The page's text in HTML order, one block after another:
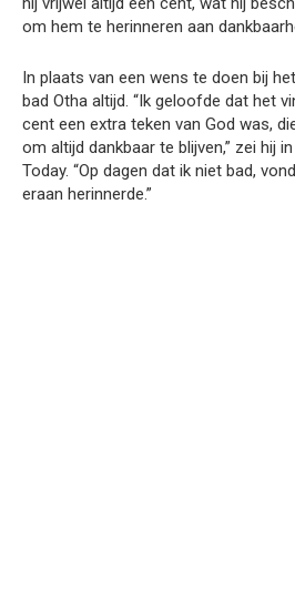
om hem te herinneren aan
In plaats van een wens te doen bij
bad Otha altijd. “Ik geloofde dat het
cent een extra teken van God was,
om altijd dankbaar te blijven,” zei hij
Today. “Op dagen dat ik niet bad,
eraan herinnerde.”